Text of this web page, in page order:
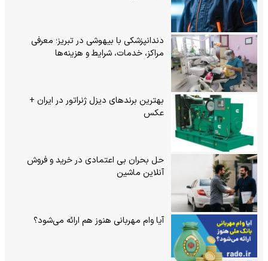
دندانپزشکی با بیهوشی در تبریز؛ معرفی
مراکز، خدمات، شرایط و هزینه‌ها
بهترین برندهای دیزل ژنراتور در ایران +
عکس
حل بحران بی‌ اعتمادی در خرید و فروش
آنلاین ماشین
آیا وام مهربانی هنوز هم ارائه می‌شود؟